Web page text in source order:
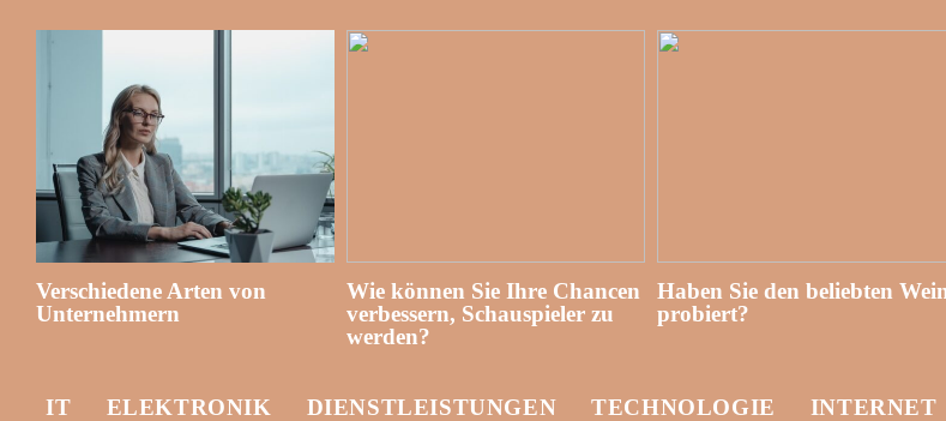
Verschiedene Arten von
Unternehmern
Wie können Sie Ihre Chancen
verbessern, Schauspieler zu
werden?
Haben Sie den beliebten
probiert?
IT ELEKTRONIK DIENSTLEISTUNGEN TECHNOLOGIE INTERNET